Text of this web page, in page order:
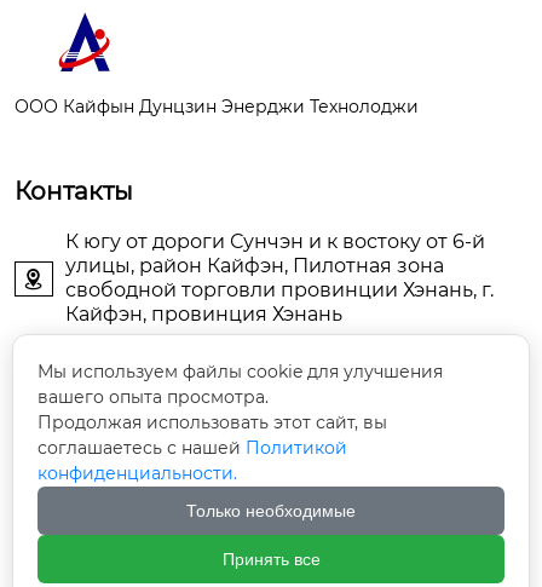
ООО Кайфын Дунцзин Энерджи Технолоджи
Контакты

К югу от дороги Сунчэн и к востоку от 6-й
улицы, район Кайфэн, Пилотная зона
свободной торговли провинции Хэнань, г.
Кайфэн, провинция Хэнань
 KFDJAIR@163.com
 +86-13903786044
 +86-13598785976

Мы используем файлы cookie для улучшения
вашего опыта просмотра.
Продолжая использовать этот сайт, вы
соглашаетесь с нашей Политикой
конфиденциальности.
Только необходимые
Принять все